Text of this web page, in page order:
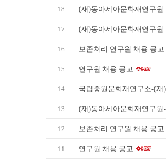
18 (재)동아세아문화재연구
17 (재)동아세아문화재연구
16 보존처리 연구원 채용 공고
15 연구원 채용 공고
14 국립중원문화재연구소-(
13 (재)동아세아문화재연구
12 보존처리 연구원 채용 공고
11 연구원 채용 공고